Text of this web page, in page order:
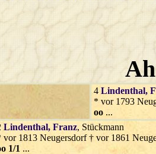
4 Lindenthal,
* vor 1793
oo ...
Lindenthal, Franz, Stückmann
vor 1813 Neugersdorf † vor 1861
1/1 ...